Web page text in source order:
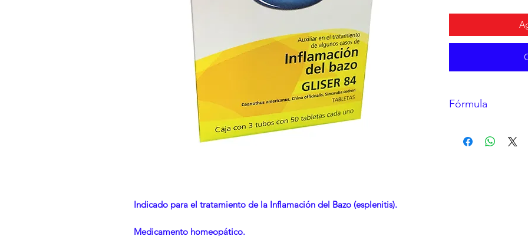
Indicado para el tratamiento de la Inflamación del Bazo (esplenitis).
Medicamento homeopático.
Fórmula
China Officinalis